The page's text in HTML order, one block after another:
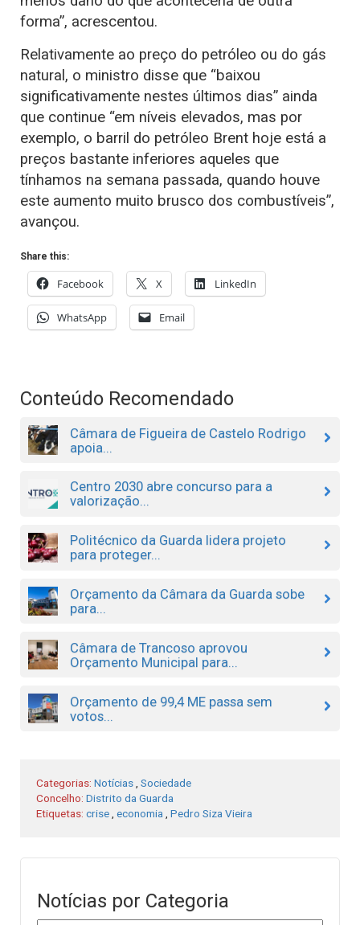
forma”, acrescentou.
Relativamente ao preço do petróleo ou do gás
natural, o ministro disse que “baixou
significativamente nestes últimos dias” ainda
que continue “em níveis elevados, mas por
exemplo, o barril do petróleo Brent hoje está a
preços bastante inferiores aqueles que
tínhamos na semana passada, quando houve
este aumento muito brusco dos combustíveis”,
avançou.
Share this:
Facebook X LinkedIn
WhatsApp Email
Conteúdo Recomendado
Câmara de Figueira de Castelo Rodrigo
apoia...
Centro 2030 abre concurso para a
valorização...
Politécnico da Guarda lidera projeto
para proteger...
Orçamento da Câmara da Guarda sobe
para...
Câmara de Trancoso aprovou
Orçamento Municipal para...
Orçamento de 99,4 ME passa sem
votos...
Categorias: Notícias Sociedade
Concelho: Distrito da Guarda
Etiquetas: crise economia Pedro Siza Vieira
Notícias por Categoria